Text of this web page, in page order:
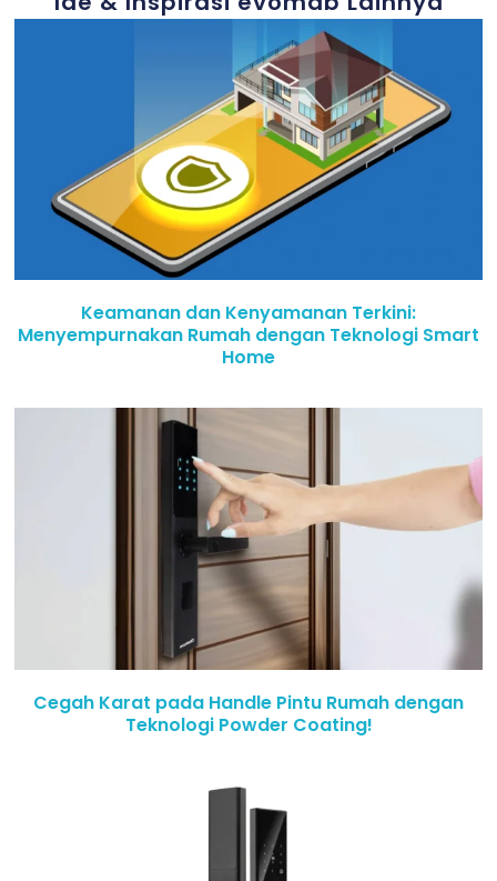
Keamanan dan Kenyamanan Terkini:
Menyempurnakan Rumah dengan Teknologi Smart
Home
Cegah Karat pada Handle Pintu Rumah dengan
Teknologi Powder Coating!